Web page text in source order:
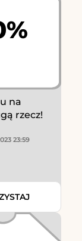
na
rzecz!
23:59